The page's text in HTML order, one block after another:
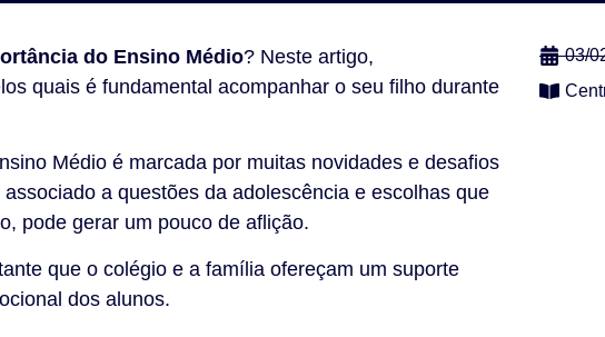
do Ensino Médio? Neste artigo,
quais é fundamental acompanhar o seu filho durante
Médio é marcada por muitas novidades e desafios
a questões da adolescência e escolhas que
pode gerar um pouco de aflição.
que o colégio e a família ofereçam um suporte
dos alunos.
03/